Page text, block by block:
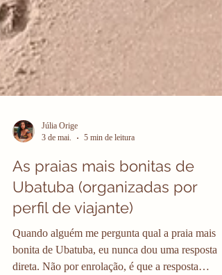
3 de mai.
5 min de leitura
As praias mais bonitas de
Ubatuba (organizadas por
perfil de viajante)
Quando alguém me pergunta qual a praia mais